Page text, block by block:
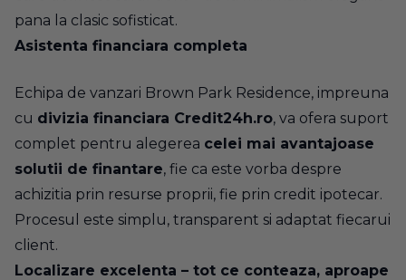
pana la clasic sofisticat.
Asistenta financiara completa
Echipa de vanzari Brown Park Residence, impreuna
cu divizia financiara Credit24h.ro, va ofera suport
complet pentru alegerea celei mai avantajoase
solutii de finantare, fie ca este vorba despre
achizitia prin resurse proprii, fie prin credit ipotecar.
Procesul este simplu, transparent si adaptat fiecarui
client.
Localizare excelenta – tot ce conteaza, aproape